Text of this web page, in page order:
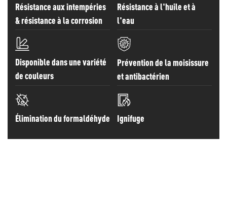
Résistance aux intempéries
& résistance à la corrosion
Résistance à l'huile et à
l'eau
Disponible dans une variété
de couleurs
Prévention de la moisissure
et antibactérien
Élimination du formaldéhyde Ignifuge